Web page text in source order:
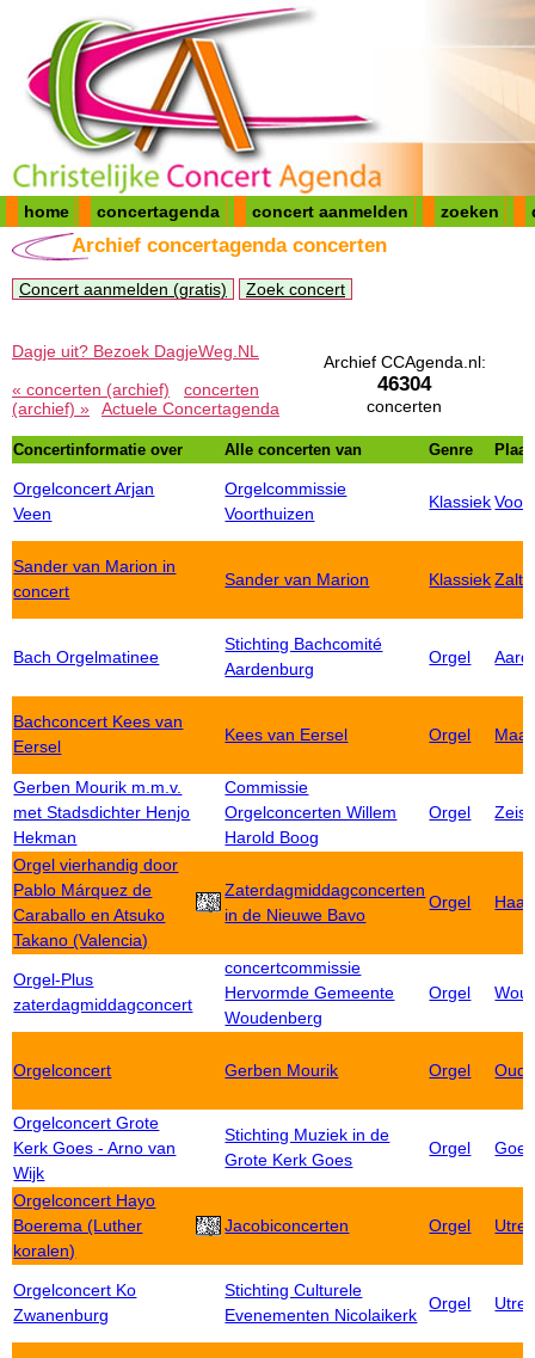
home concertagenda concert aanmelden zoeken
Archief concertagenda concerten
Concert aanmelden (gratis) Zoek concert
Archief CCAgenda.nl:
46304
concerten
Dagje uit? Bezoek DagjeWeg.NL
« concerten (archief)
concerten
(archief) »
Actuele Concertagenda
Concertinformatie over Alle concerten van Genre
Orgelconcert Arjan
Veen
Orgelcommissie
Voorthuizen
Klassiek
Sander van Marion in
concert
Sander van Marion Klassiek
Bach Orgelmatinee
Stichting Bachcomité
Aardenburg
Orgel
Bachconcert Kees van
Eersel
Kees van Eersel Orgel
Gerben Mourik m.m.v.
met Stadsdichter Henjo
Hekman
Commissie
Orgelconcerten Willem
Harold Boog
Orgel Zeist
Orgel vierhandig door
Pablo Márquez de
Caraballo en Atsuko
Takano (Valencia)
Zaterdagmiddagconcerten
in de Nieuwe Bavo
Orgel
Orgel-Plus
zaterdagmiddagconcert
concertcommissie
Hervormde Gemeente
Woudenberg
Orgel
Orgelconcert Gerben Mourik Orgel
Orgelconcert Grote
Kerk Goes - Arno van
Wijk
Stichting Muziek in de
Grote Kerk Goes
Orgel Goes
Orgelconcert Hayo
Boerema (Luther
koralen)
Jacobiconcerten Orgel
Orgelconcert Ko
Zwanenburg
Stichting Culturele
Evenementen Nicolaikerk
Orgel